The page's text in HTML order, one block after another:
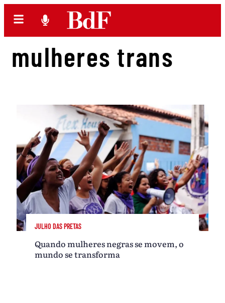
mulheres trans
JULHO DAS PRETAS
Quando mulheres negras se movem, o
mundo se transforma